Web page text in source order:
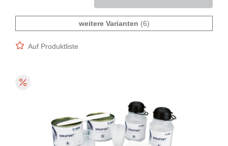
weitere Varianten (6)
Auf Produktliste